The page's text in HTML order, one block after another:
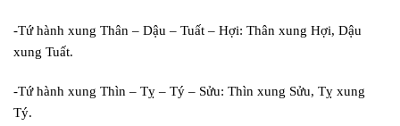
-Tứ hành xung Thân – Dậu – Tuất – Hợi: Thân xung Hợi, Dậu
xung Tuất.
-Tứ hành xung Thìn – Tỵ – Tý – Sửu: Thìn xung Sửu, Tỵ xung
Tý.